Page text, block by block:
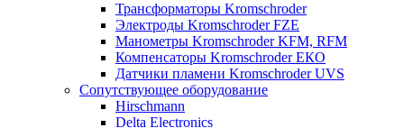
Трансформаторы Kromschroder
Электроды Kromschroder FZE
Манометры Kromschroder KFM, RFM
Компенсаторы Kromschroder ЕКО
Датчики пламени Kromschroder UVS
Сопутствующее оборудование
Hirschmann
Delta Electronics